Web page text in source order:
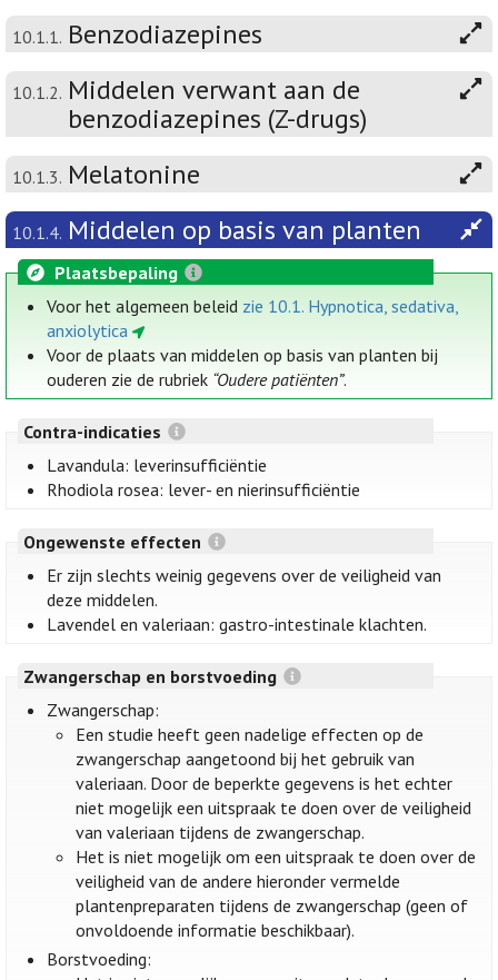
10.1.1. Benzodiazepines
10.1.2. Middelen verwant aan de
benzodiazepines (Z-drugs)
10.1.3. Melatonine
10.1.4. Middelen op basis van planten
Plaatsbepaling
Voor het algemeen beleid zie 10.1. Hypnotica, sedativa,
anxiolytica
Voor de plaats van middelen op basis van planten bij
ouderen zie de rubriek “Oudere patiënten”.
Contra-indicaties
Lavandula: leverinsufficiëntie
Rhodiola rosea: lever- en nierinsufficiëntie
Ongewenste effecten
Er zijn slechts weinig gegevens over de veiligheid van
deze middelen.
Lavendel en valeriaan: gastro-intestinale klachten.
Zwangerschap en borstvoeding
Zwangerschap:
Een studie heeft geen nadelige effecten op de
zwangerschap aangetoond bij het gebruik van
valeriaan. Door de beperkte gegevens is het echter
niet mogelijk een uitspraak te doen over de veiligheid
van valeriaan tijdens de zwangerschap.
Het is niet mogelijk om een uitspraak te doen over de
veiligheid van de andere hieronder vermelde
plantenpreparaten tijdens de zwangerschap (geen of
onvoldoende informatie beschikbaar).
Borstvoeding: